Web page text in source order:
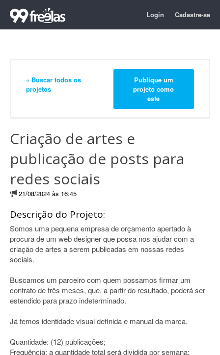
Login Cadastre-se
« Buscar todos os
projetos
Publique um
projeto como
este
Criação de artes e
publicação de posts para
redes sociais
21/08/2024 às 16:45
Descrição do Projeto:
Somos uma pequena empresa de orçamento apertado à
procura de um web designer que possa nos ajudar com a
criação de artes a serem publicadas em nossas redes
sociais.
Buscamos um parceiro com quem possamos firmar um
contrato de três meses, que, a partir do resultado, poderá ser
estendido para prazo indeterminado.
Já temos identidade visual definida e manual da marca.
Quantidade: (12) publicações;
Frequência: a quantidade total será dividida por semana;